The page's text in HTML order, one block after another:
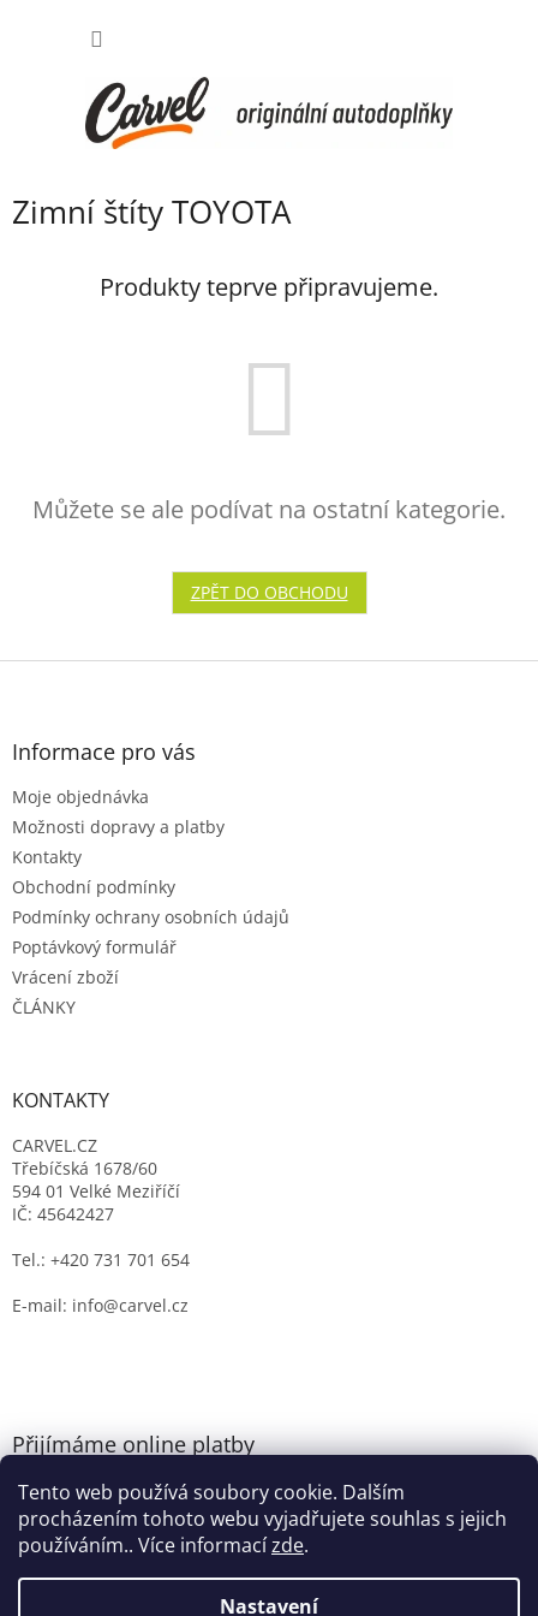
Tento web používá soubory cookie. Dalším
procházením tohoto webu vyjadřujete souhlas s jejich
používáním.. Více informacízde.
Nastavení
Zimní štíty TOYOTA
Produkty teprve připravujeme.
Můžete se ale podívat na ostatní kategorie.
ZPĚT DO OBCHODU
Z
Informace pro vás
Moje objednávka
Možnosti dopravy a platby
Kontakty
Obchodní podmínky
Podmínky ochrany osobních údajů
Poptávkový formulář
Vrácení zboží
ČLÁNKY
KONTAKTY
CARVEL.CZ
Třebíčská 1678/60
594 01 Velké Meziříčí
IČ: 45642427
Tel.: +420 731 701 654
E-mail: info@carvel.cz
Přijímáme online platby